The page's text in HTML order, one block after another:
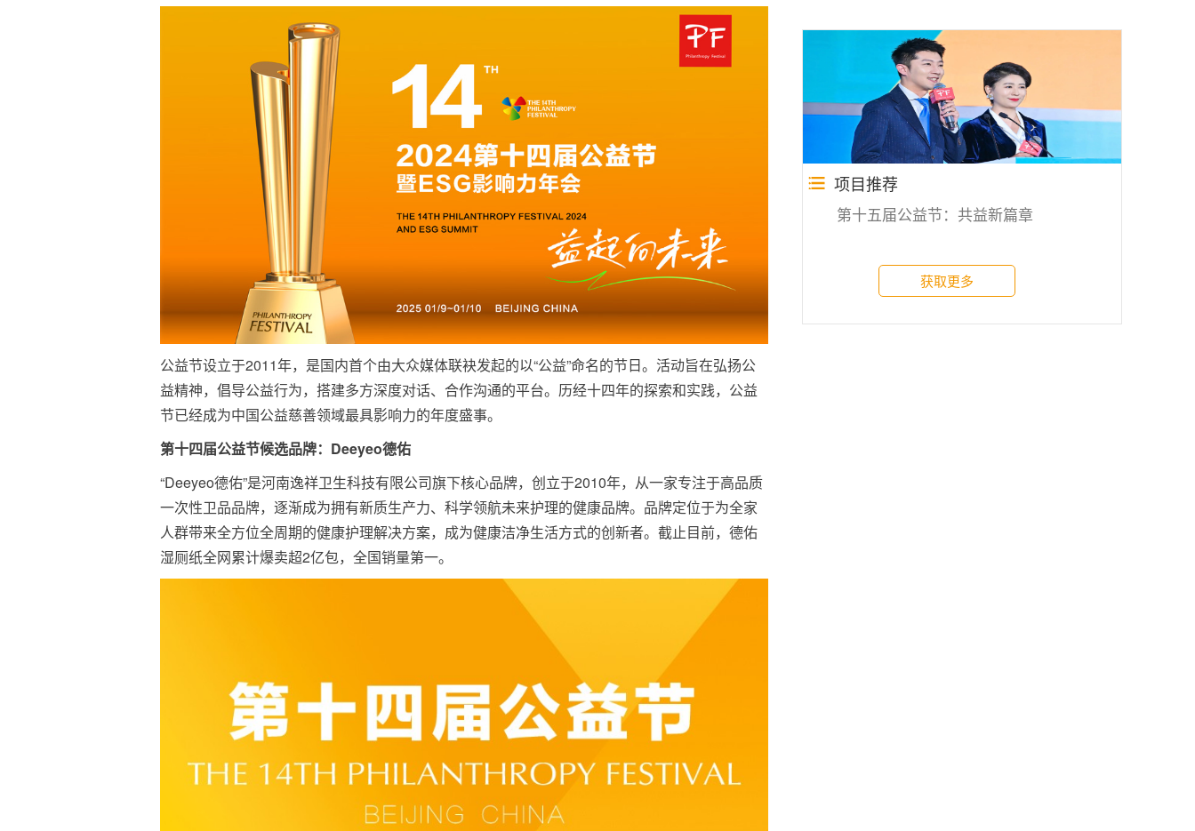
公益节设立于2011年，是国内首个由大众媒体联袂发起的以“公益”命名的节日。活动旨在弘扬公
益精神，倡导公益行为，搭建多方深度对话、合作沟通的平台。历经十四年的探索和实践，公益
节已经成为中国公益慈善领域最具影响力的年度盛事。
第十四届公益节候选品牌： Deeyeo德佑
“Deeyeo德佑”是河南逸祥卫生科技有限公司旗下核心品牌，创立于2010年，从一家专注于高品质
一次性卫品品牌，逐渐成为拥有新质生产力、科学领航未来护理的健康品牌。品牌定位于为全家
人群带来全方位全周期的健康护理解决方案，成为健康洁净生活方式的创新者。截止目前，德佑
湿厕纸全网累计爆卖超2亿包，全国销量第一。
项目推荐
第十五届公益节：共益新篇章
获取更多